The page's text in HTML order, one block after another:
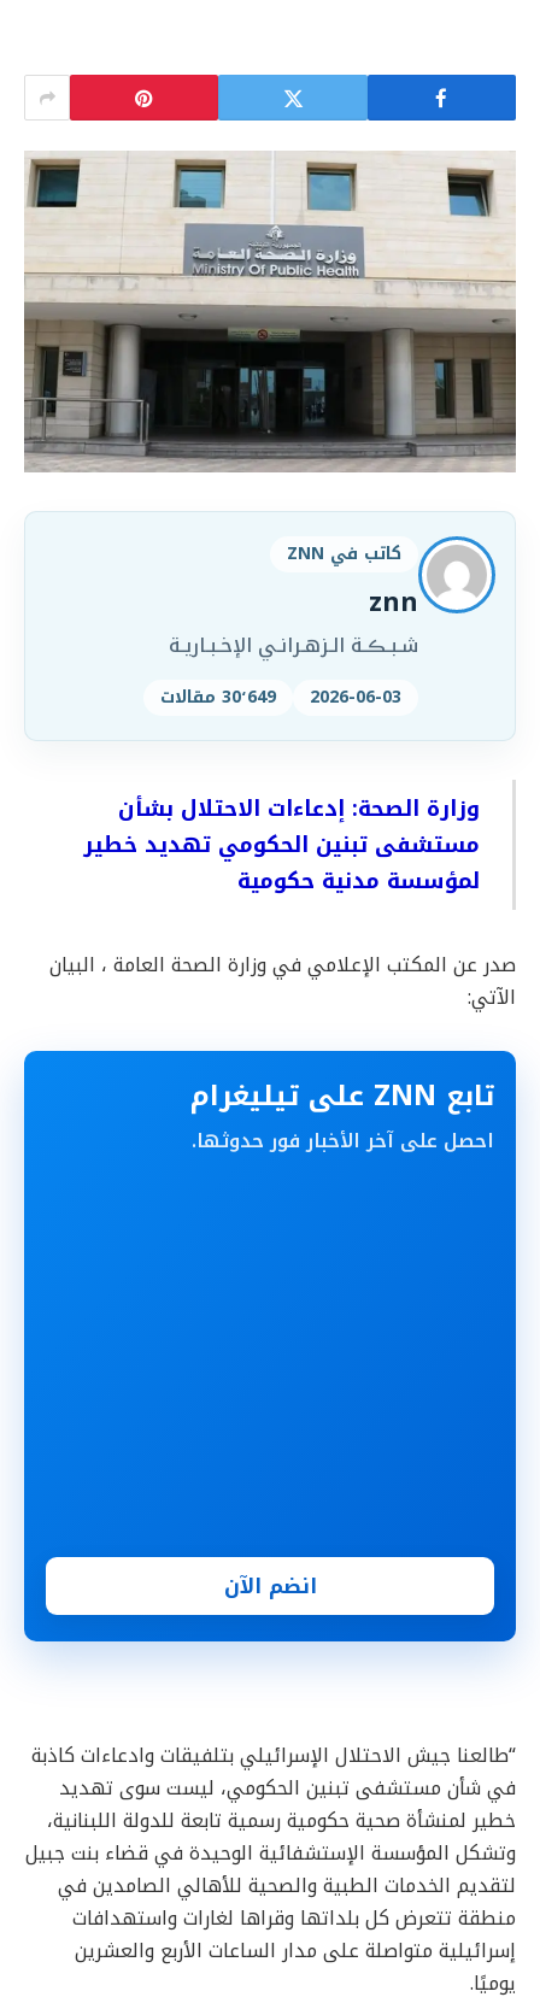
كاتب في ZNN
znn
شـبـڪـة الـزهـرانـي الإخـبـاريـة
2026-06-03 30٬649 مقالات
وزارة الصحة: إدعاءات الاحتلال بشأن
مستشفى تبنين الحكومي تهديد خطير
لمؤسسة مدنية حكومية
صدر عن المكتب الإعلامي في وزارة الصحة العامة ، البيان
الآتي:
تابع ZNN على تيليغرام
احصل على آخر الأخبار فور حدوثها.
انضم الآن
“طالعنا جيش الاحتلال الإسرائيلي بتلفيقات وادعاءات كاذبة
في شأن مستشفى تبنين الحكومي، ليست سوى تهديد
خطير لمنشأة صحية حكومية رسمية تابعة للدولة اللبنانية،
وتشكل المؤسسة الإستشفائية الوحيدة في قضاء بنت جبيل
لتقديم الخدمات الطبية والصحية للأهالي الصامدين في
منطقة تتعرض كل بلداتها وقراها لغارات واستهدافات
إسرائيلية متواصلة على مدار الساعات الأربع والعشرين
يوميًا.